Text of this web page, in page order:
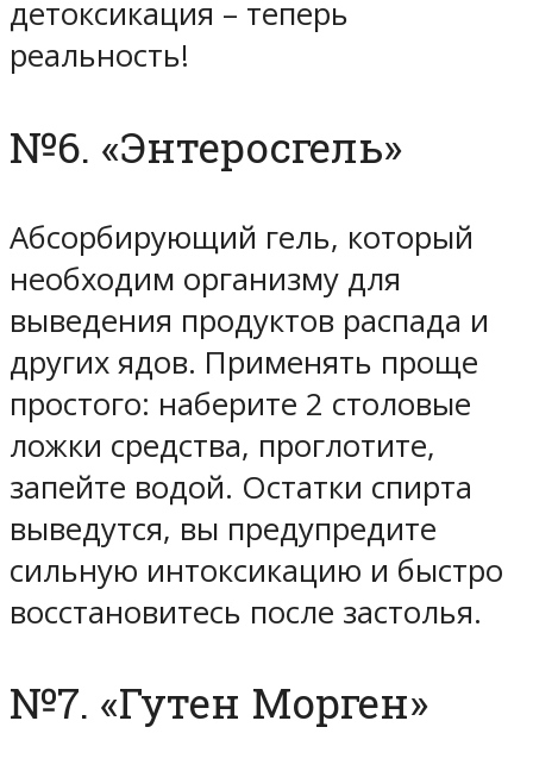
детоксикация – теперь
реальность!
№6. «Энтеросгель»
Абсорбирующий гель, который
необходим организму для
выведения продуктов распада и
других ядов. Применять проще
простого: наберите 2 столовые
ложки средства, проглотите,
запейте водой. Остатки спирта
выведутся, вы предупредите
сильную интоксикацию и быстро
восстановитесь после застолья.
№7. «Гутен Морген»